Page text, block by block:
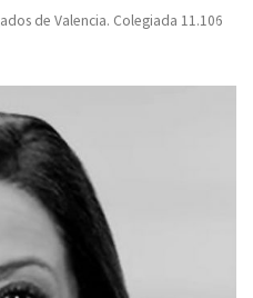
de Valencia. Colegiada 11.106